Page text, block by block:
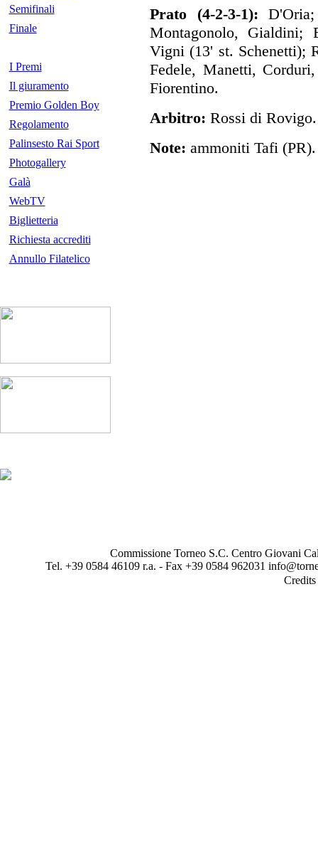
Semifinali
Finale
I Premi
Il giuramento
Premio Golden Boy
Regolamento
Palinsesto Rai Sport
Photogallery
Galà
WebTV
Biglietteria
Richiesta accrediti
Annullo Filatelico
Prato (4-2-3-1):
Montagonolo, Gialdini;
Vigni (13' st. Schenetti);
Fedele, Manetti,
Fiorentino.
Arbitro: Rossi di Rovigo.
Note: ammoniti Tafi (PR).
Commissione Torneo S.C. Centro Giovani
Tel. +39 0584 46109 r.a. - Fax +39 0584 962031
Credits